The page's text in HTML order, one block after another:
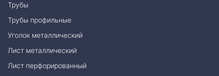
Трубы
Трубы профильные
Уголок металлический
Лист металлический
Лист перфорированный